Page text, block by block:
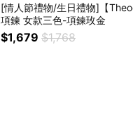
[情人節禮物/生日禮物]【
項鍊 女款三色-項鍊玫金
$1,679 $1,768